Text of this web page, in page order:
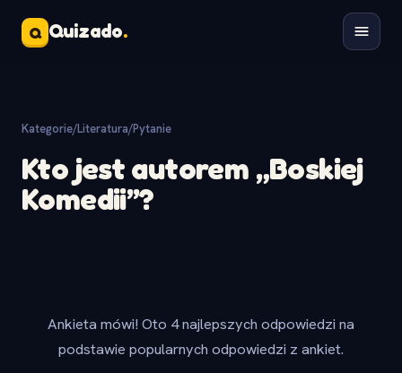
Q Quizado.
Kategorie/Literatura/Pytanie
Kto jest autorem „Boskiej
Komedii”?
Ankieta mówi! Oto 4 najlepszych odpowiedzi na
podstawie popularnych odpowiedzi z ankiet.